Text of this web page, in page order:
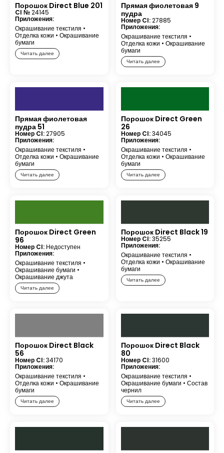
Порошок Direct Blue 201
CI №24145
Приложения:
Окрашивание текстиля •
Отделка кожи • Окрашивание
бумаги
Читать далее
Прямая фиолетовая 9
пудра
Номер CI:27885
Приложения:
Окрашивание текстиля •
Отделка кожи • Окрашивание
бумаги
Читать далее
Прямая фиолетовая
пудра 51
Номер CI:27905
Приложения:
Окрашивание текстиля •
Отделка кожи • Окрашивание
бумаги
Читать далее
Порошок Direct Green
26
Номер CI:34045
Приложения:
Окрашивание текстиля •
Отделка кожи • Окрашивание
бумаги
Читать далее
Порошок Direct Green
96
Номер CI: Недоступен
Приложения:
Окрашивание текстиля •
Окрашивание бумаги •
Окрашивание джута
Читать далее
Порошок Direct Black 19
Номер CI:35255
Приложения:
Окрашивание текстиля •
Отделка кожи • Окрашивание
бумаги
Читать далее
Порошок Direct Black
56
Номер CI:34170
Приложения:
Окрашивание текстиля •
Отделка кожи • Окрашивание
бумаги
Читать далее
Порошок Direct Black
80
Номер CI:31600
Приложения:
Окрашивание текстиля •
Окрашивание бумаги • Состав
чернил
Читать далее